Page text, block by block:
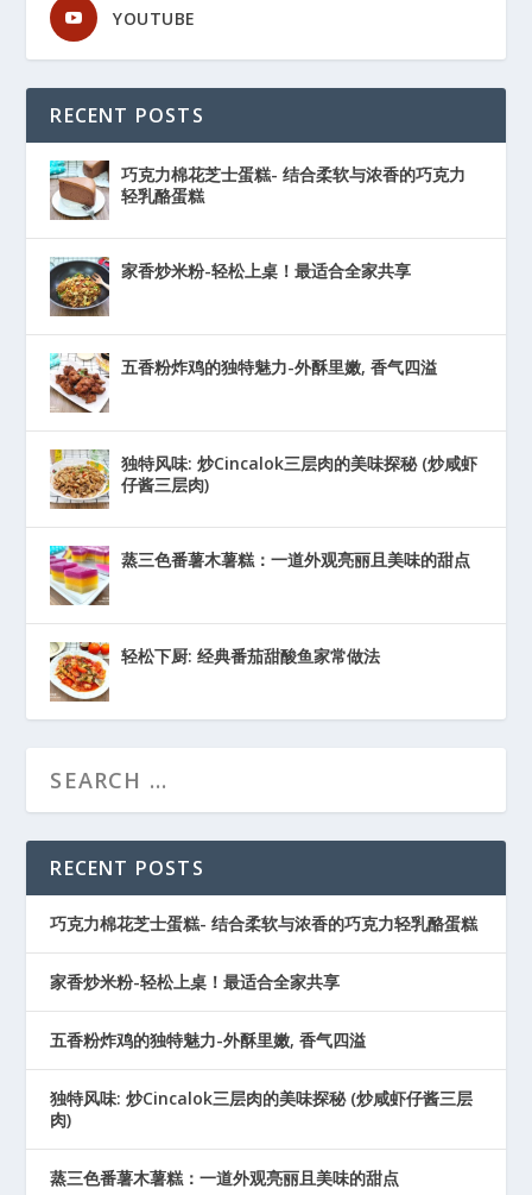
YOUTUBE
RECENT POSTS
巧克力棉花芝士蛋糕- 结合柔软与浓香的巧克力
轻乳酪蛋糕
家香炒米粉-轻松上桌！最适合全家共享
五香粉炸鸡的独特魅力-外酥里嫩, 香气四溢
独特风味: 炒Cincalok三层肉的美味探秘 (炒咸虾
仔酱三层肉)
蒸三色番薯木薯糕：一道外观亮丽且美味的甜点
轻松下厨: 经典番茄甜酸鱼家常做法
RECENT POSTS
巧克力棉花芝士蛋糕- 结合柔软与浓香的巧克力轻乳酪蛋糕
家香炒米粉-轻松上桌！最适合全家共享
五香粉炸鸡的独特魅力-外酥里嫩, 香气四溢
独特风味: 炒Cincalok三层肉的美味探秘 (炒咸虾仔酱三层
肉)
蒸三色番薯木薯糕：一道外观亮丽且美味的甜点